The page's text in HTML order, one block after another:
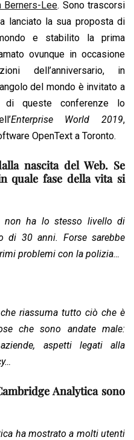
y
L
i
n
k
n
t
Berners-Lee. Sono trascorsi
lanciato la sua proposta di
e stabilito la prima
ovunque in occasione
dell’anniversario, in
del mondo è invitato a
di queste conferenze lo
Enterprise World 2019,
OpenText a Toronto.
nascita del Web. Se
quale fase della vita si
non ha lo stesso livello di
di 30 anni. Forse sarebbe
problemi con la polizia…
riassuma tutto ciò che è
che sono andate male:
aspetti legati alla
Analytica sono
ha mostrato a molti utenti